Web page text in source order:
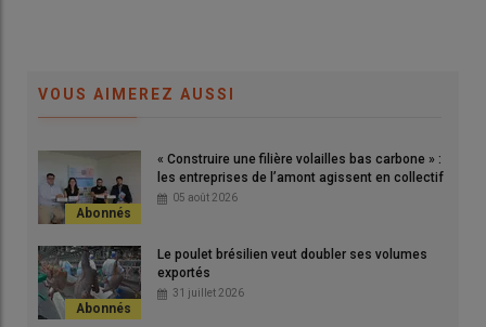
VOUS AIMEREZ AUSSI
« Construire une filière volailles bas carbone » :
les entreprises de l’amont agissent en collectif
05 août 2026
Le poulet brésilien veut doubler ses volumes
exportés
31 juillet 2026